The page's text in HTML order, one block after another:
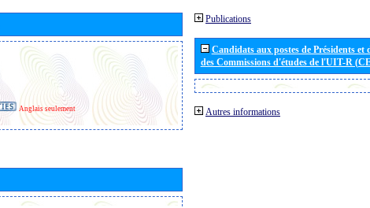
Anglais seulement
Publications
Candidats aux postes de Présidents et
des Commissions d'études de l'UIT-R
Autres informations